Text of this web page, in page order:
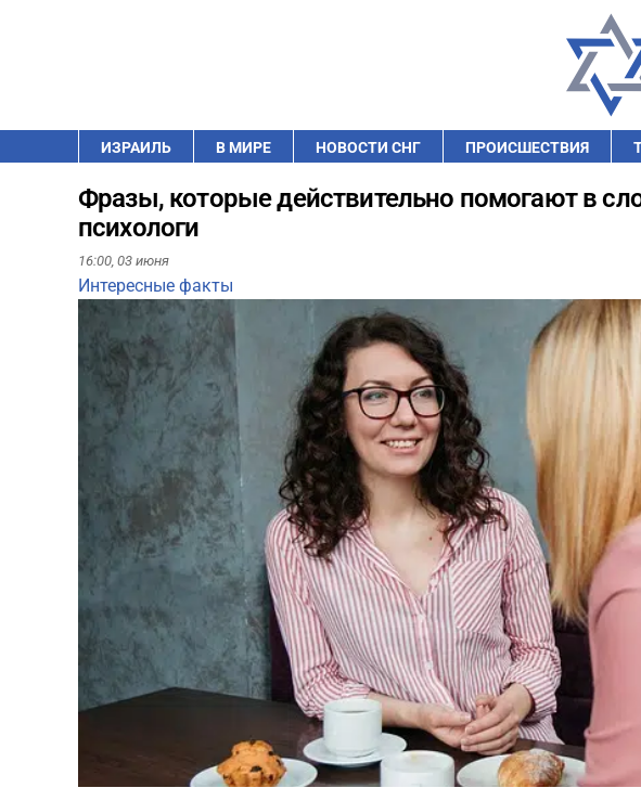
ИЗРАИЛЬ В МИРЕ НОВОСТИ СНГ ПРОИСШЕСТВИЯ
Фразы, которые действительно помогают в
психологи
16:00, 03 июня
Интересные факты